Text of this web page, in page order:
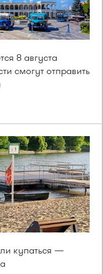
8 августа
смогут отправить
купаться —